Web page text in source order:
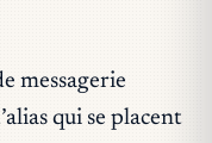
messagerie
qui se placent